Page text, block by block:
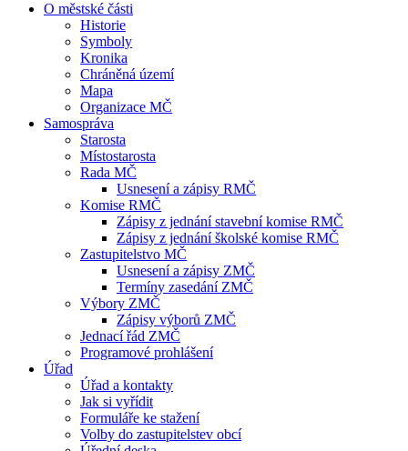
O městské části
Historie
Symboly
Kronika
Chráněná území
Mapa
Organizace MČ
Samospráva
Starosta
Místostarosta
Rada MČ
Usnesení a zápisy RMČ
Komise RMČ
Zápisy z jednání stavební komise RMČ
Zápisy z jednání školské komise RMČ
Zastupitelstvo MČ
Usnesení a zápisy ZMČ
Termíny zasedání ZMČ
Výbory ZMČ
Zápisy výborů ZMČ
Jednací řád ZMČ
Programové prohlášení
Úřad
Úřad a kontakty
Jak si vyřídit
Formuláře ke stažení
Volby do zastupitelstev obcí